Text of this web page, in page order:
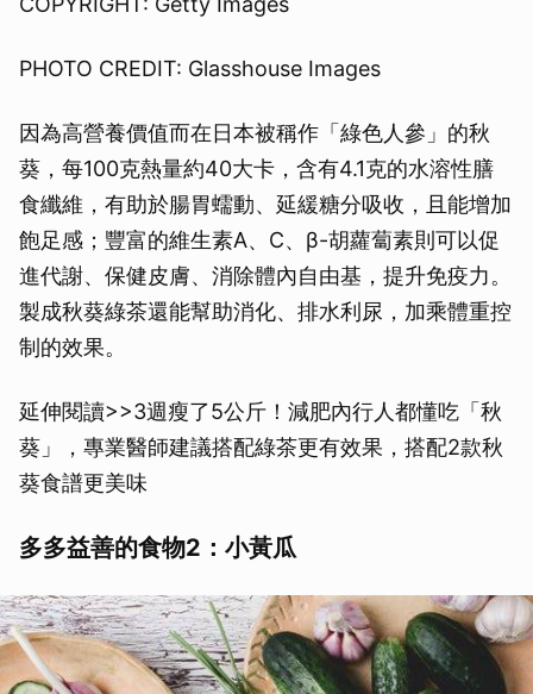
PHOTO CREDIT: Glasshouse Images
因為高營養價值而在日本被稱作「綠色人參」的秋
葵，每100克熱量約40大卡，含有4.1克的水溶性膳
食纖維，有助於腸胃蠕動、延緩糖分吸收，且能增加
飽足感；豐富的維生素A、C、β-胡蘿蔔素則可以促
進代謝、保健皮膚、消除體內自由基，提升免疫力。
製成秋葵綠茶還能幫助消化、排水利尿，加乘體重控
制的效果。
延伸閱讀>>3週瘦了5公斤！減肥內行人都懂吃「秋
葵」，專業醫師建議搭配綠茶更有效果，搭配2款秋
葵食譜更美味
多多益善的食物2：小黃瓜